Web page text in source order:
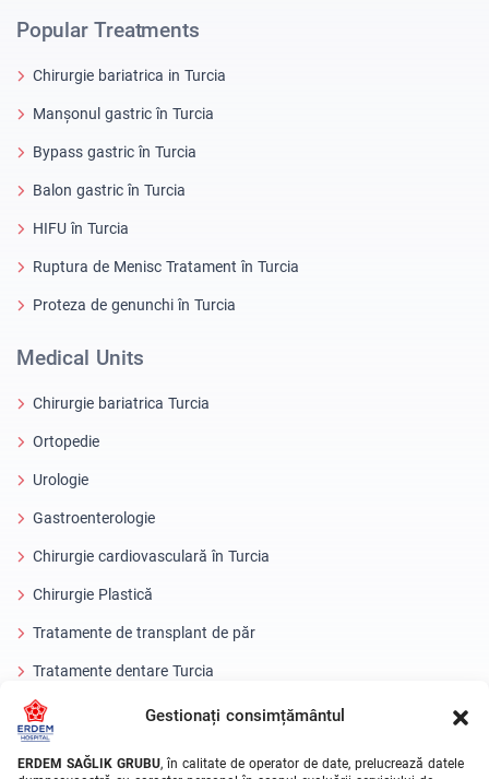
Gestionați consimțământul
ERDEM SAĞLIK GRUBU, în calitate de operator de date, prelucrează datele
Popular Treatments
Chirurgie bariatrica in Turcia
Manșonul gastric în Turcia
Bypass gastric în Turcia
Balon gastric în Turcia
HIFU în Turcia
Ruptura de Menisc Tratament în Turcia
Proteza de genunchi în Turcia
Medical Units
Chirurgie bariatrica Turcia
Ortopedie
Urologie
Gastroenterologie
Chirurgie cardiovasculară în Turcia
Chirurgie Plastică
Tratamente de transplant de păr
Tratamente dentare Turcia
Ochi cu laser
About Erdem